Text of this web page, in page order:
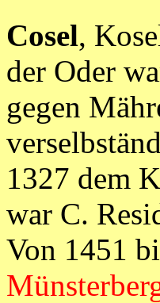
Cosel,
der Oder
gegen
1327 dem
war C.
Von 1451